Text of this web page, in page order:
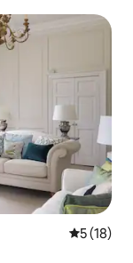
5 (18)